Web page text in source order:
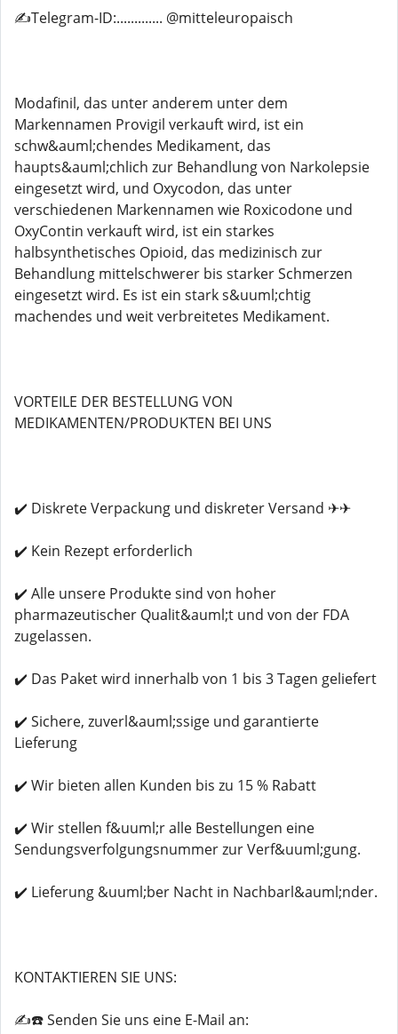
✍️Telegram-ID:............. @mitteleuropaisch
Modafinil, das unter anderem unter dem
Markennamen Provigil verkauft wird, ist ein
schw&auml;chendes Medikament, das
haupts&auml;chlich zur Behandlung von Narkolepsie
eingesetzt wird, und Oxycodon, das unter
verschiedenen Markennamen wie Roxicodone und
OxyContin verkauft wird, ist ein starkes
halbsynthetisches Opioid, das medizinisch zur
Behandlung mittelschwerer bis starker Schmerzen
eingesetzt wird. Es ist ein stark s&uuml;chtig
machendes und weit verbreitetes Medikament.
VORTEILE DER BESTELLUNG VON
MEDIKAMENTEN/PRODUKTEN BEI UNS
✔️ Diskrete Verpackung und diskreter Versand ✈✈
✔️ Kein Rezept erforderlich
✔️ Alle unsere Produkte sind von hoher
pharmazeutischer Qualit&auml;t und von der FDA
zugelassen.
✔️ Das Paket wird innerhalb von 1 bis 3 Tagen geliefert
✔️ Sichere, zuverl&auml;ssige und garantierte
Lieferung
✔️ Wir bieten allen Kunden bis zu 15 % Rabatt
✔️ Wir stellen f&uuml;r alle Bestellungen eine
Sendungsverfolgungsnummer zur Verf&uuml;gung.
✔️ Lieferung &uuml;ber Nacht in Nachbarl&auml;nder.
KONTAKTIEREN SIE UNS:
✍️☎️ Senden Sie uns eine E-Mail an: